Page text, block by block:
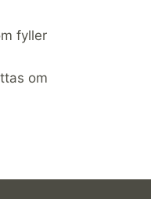
fyller
om